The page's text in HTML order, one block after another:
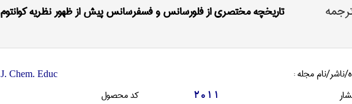
تاریخچه مختصری از فلورسانس و فسفرسانس پیش از ظهور نظریه کوانتوم
ناشر/نام مجله : J. Chem. Educ
2011 کد محصول